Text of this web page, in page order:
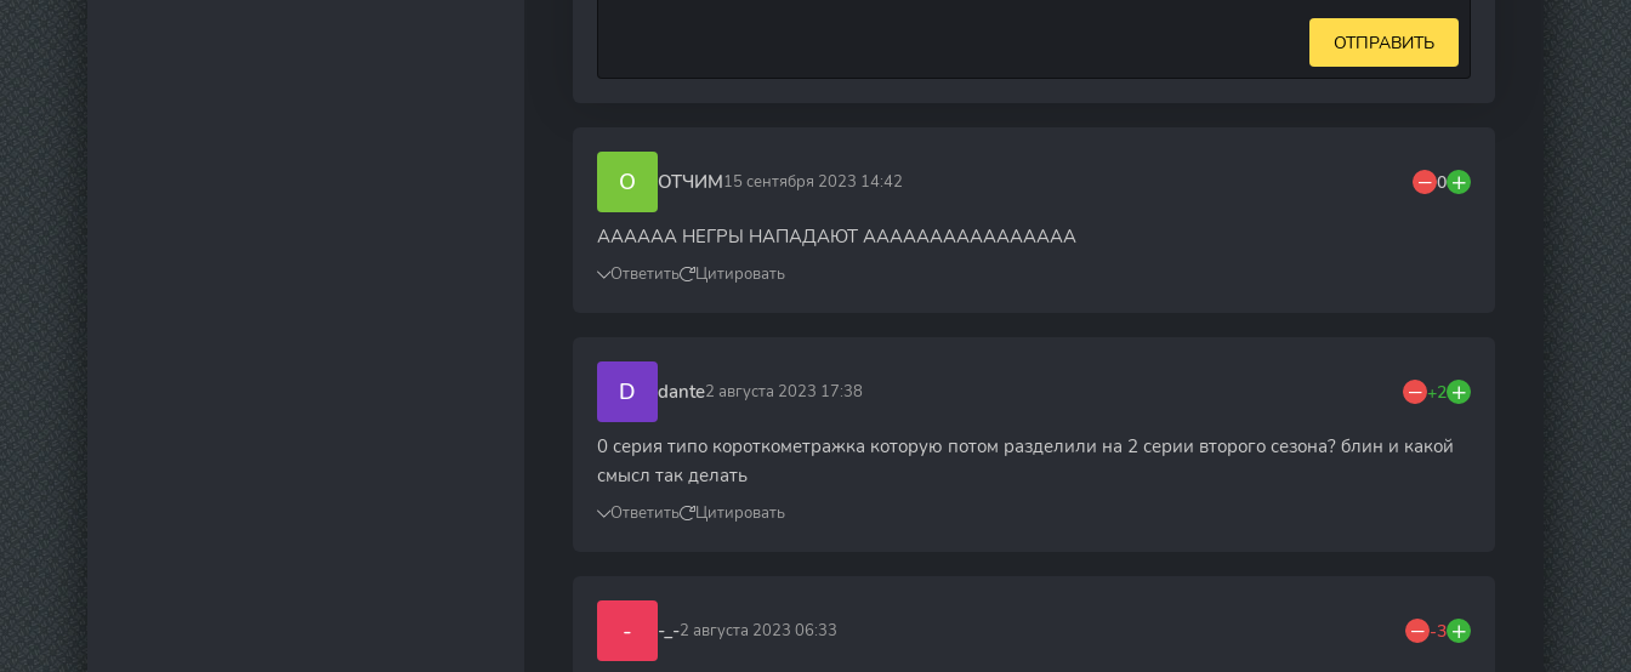
ОТПРАВИТЬ
О ОТЧИМ15 сентября 2023 14:42 0
АААААА НЕГРЫ НАПАДАЮТ АААААААААААААААА
Ответить Цитировать
D dante2 августа 2023 17:38 +2
0 серия типо короткометражка которую потом разделили на 2 серии второго сезона? блин и какой
смысл так делать
Ответить Цитировать
- -_-2 августа 2023 06:33 -3